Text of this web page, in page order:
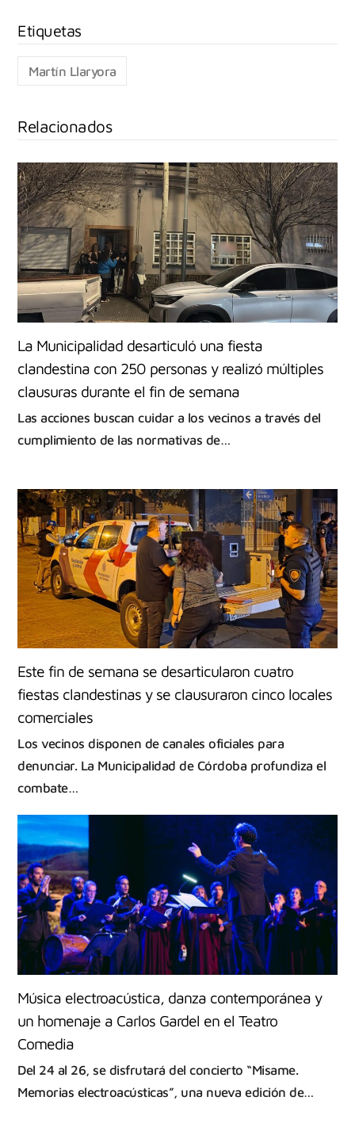
Martín Llaryora
Relacionados
La Municipalidad desarticuló una fiesta
clandestina con 250 personas y realizó múltiples
clausuras durante el fin de semana
Las acciones buscan cuidar a los vecinos a través del
cumplimiento de las normativas de…
Este fin de semana se desarticularon cuatro
fiestas clandestinas y se clausuraron cinco locales
comerciales
Los vecinos disponen de canales oficiales para
denunciar. La Municipalidad de Córdoba profundiza el
combate…
Música electroacústica, danza contemporánea y
un homenaje a Carlos Gardel en el Teatro
Comedia
Del 24 al 26, se disfrutará del concierto “Misame.
Memorias electroacústicas”, una nueva edición de…